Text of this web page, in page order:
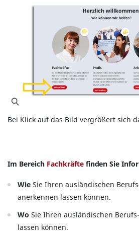
Bei Klick auf das Bild vergrößert sich
Im Bereich Fachkräfte finden Sie
Wie Sie Ihren ausländischen
anerkennen lassen können.
Wo Sie Ihren ausländischen
lassen können.